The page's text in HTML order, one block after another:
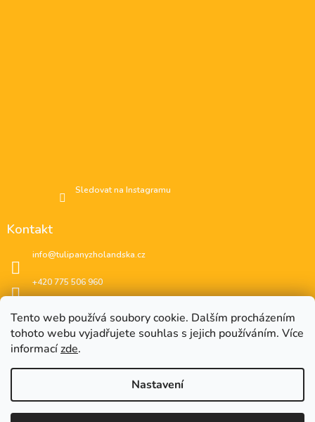
Tento web používá soubory cookie. Dalším procházením
tohoto webu vyjadřujete souhlas s jejich používáním. Více
informacízde.
Nastavení
Sledovat na Instagramu
Kontakt
info@tulipanyzholandska.cz
+420 775 506 960
instagram